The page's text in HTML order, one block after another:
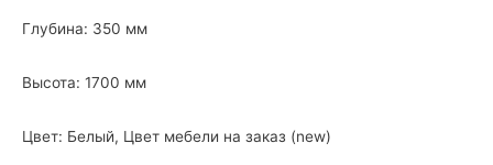
Глубина: 350 мм
Высота: 1700 мм
Цвет: Белый, Цвет мебели на заказ (new)